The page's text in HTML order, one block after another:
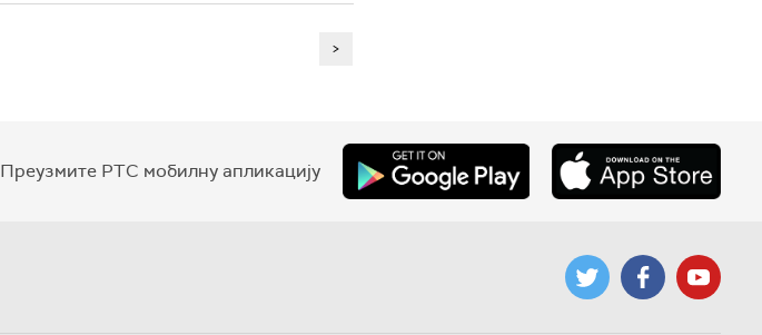
>
Преузмите РТС мобилну апликацију